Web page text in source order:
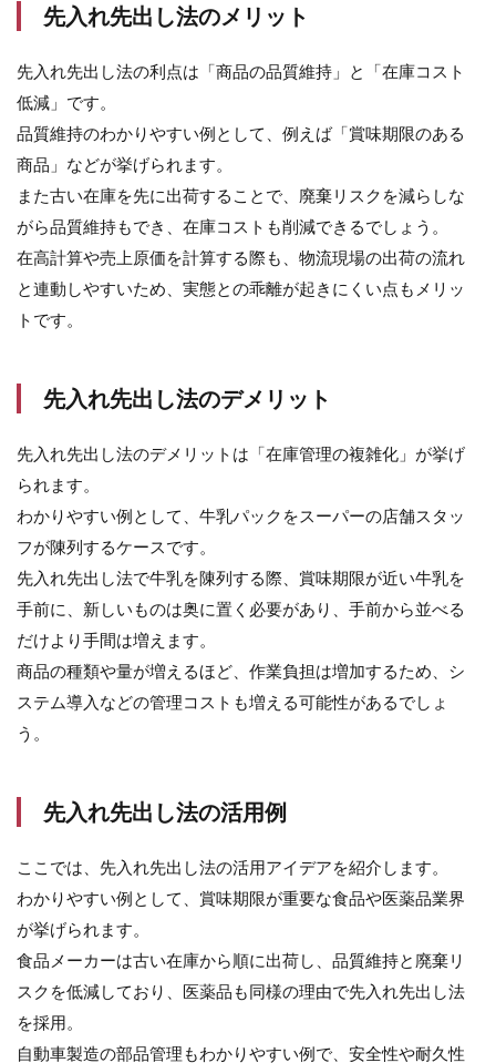
ト
先入
れ先
法の
活用
入
れ
出
以
外
評
価
方
法
3.1
移動
平均
法
総平
均法
法
個別
3.5
仕入
原価
法
4
先入れ先出し法のメリット
先入れ先出し法の利点は「商品の品質維持」と「在庫コスト
低減」です。
品質維持のわかりやすい例として、例えば「賞味期限のある
商品」などが挙げられます。
また古い在庫を先に出荷することで、廃棄リスクを減らしな
がら品質維持もでき、在庫コストも削減できるでしょう。
在高計算や売上原価を計算する際も、物流現場の出荷の流れ
と連動しやすいため、実態との乖離が起きにくい点もメリッ
トです。
先入れ先出し法のデメリット
先入れ先出し法のデメリットは「在庫管理の複雑化」が挙げ
られます。
わかりやすい例として、牛乳パックをスーパーの店舗スタッ
フが陳列するケースです。
先入れ先出し法で牛乳を陳列する際、賞味期限が近い牛乳を
手前に、新しいものは奥に置く必要があり、手前から並べる
だけより手間は増えます。
商品の種類や量が増えるほど、作業負担は増加するため、シ
ステム導入などの管理コストも増える可能性があるでしょ
う。
先入れ先出し法の活用例
ここでは、先入れ先出し法の活用アイデアを紹介します。
わかりやすい例として、賞味期限が重要な食品や医薬品業界
が挙げられます。
食品メーカーは古い在庫から順に出荷し、品質維持と廃棄リ
スクを低減しており、医薬品も同様の理由で先入れ先出し法
を採用。
自動車製造の部品管理もわかりやすい例で、安全性や耐久性